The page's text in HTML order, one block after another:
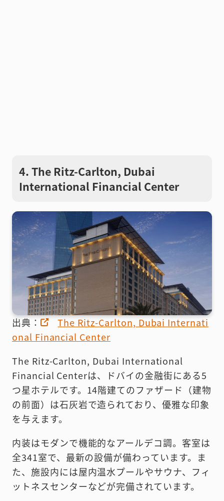
4. The Ritz-Carlton, Dubai
International Financial Center
出典：
The Ritz-Carlton, Dubai Internati
onal Financial Center
The Ritz-Carlton, Dubai International
Financial Centerは、ドバイの金融街にある5
つ星ホテルです。14階建てのファザード（建物
の前面）は石灰岩で造られており、優雅な印象
を与えます。
内装はモダンで機能的なアールデコ調。客室は
全341室で、最新の設備が備わっています。ま
た、施設内には屋内温水プールやサウナ、フィ
ットネスセンターなどが完備されています。